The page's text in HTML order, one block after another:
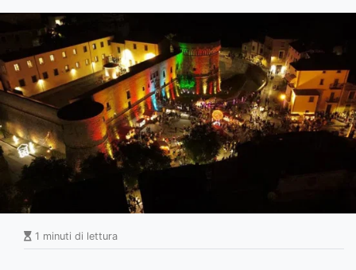
1 minuti di lettura